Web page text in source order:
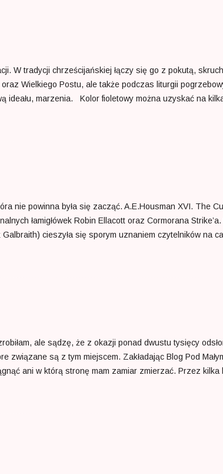
temu, kto nie przegapi wszystkich niuansów i
W tradycji chrześcijańskiej łączy się go z pokutą,
oraz Wielkiego Postu, ale także podczas liturgii
ideału, marzenia. Kolor fioletowy można uzyskać na
Ostatnią opcją jest nałożenie na półprzezroczysty filtr w
i komfortu psychicznego. Dokładając jednak
nie powinna była się zacząć. A.E.Housman XVI. The
łamigłówek Robin Ellacott oraz Cormorana
cieszyła się sporym uznaniem czytelników na
emocje i zainteresowanie. Należy podkreślić, jak wiele
tworząc wcześniej przez wiele lat uniwersum Harrego
ale sądzę, że z okazji ponad dwustu tysięcy
związane są z tym miejscem. Zakładając Blog Pod
ani w którą stronę mam zamiar zmierzać. Przez
chciał tu zaglądać. Myślę, że to właśnie ten fakt
minionych lat widzę, że moje życie można